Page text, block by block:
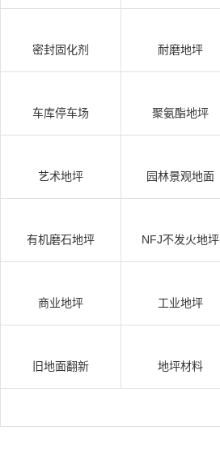
例
咨密封固化剂 耐磨地坪
车库停车场 聚氨酯地坪
艺术地坪 园林景观地面
有机磨石地坪 NFJ不发火地坪
商业地坪 工业地坪
旧地面翻新 地坪材料